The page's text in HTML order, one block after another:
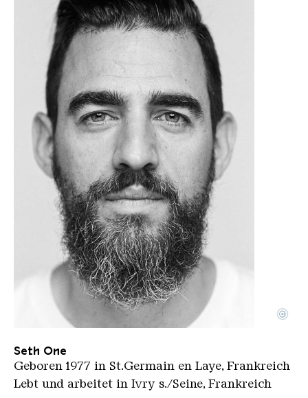
Copyright: Seth-one
©
Seth One
Geboren 1977 in St.Germain en Laye, Frankreich
Lebt und arbeitet in Ivry s./Seine, Frankreich